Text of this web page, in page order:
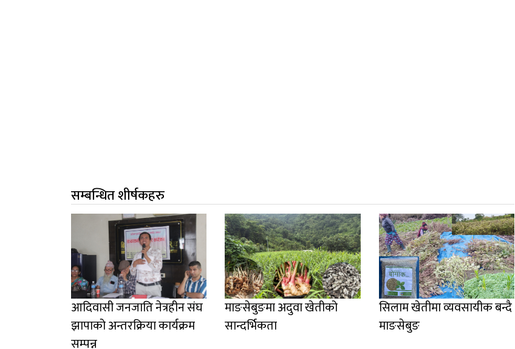
सम्बन्धित शीर्षकहरु
आदिवासी जनजाति नेत्रहीन संघ
झापाको अन्तरक्रिया कार्यक्रम
सम्पन्न
माङसेबुङमा अदुवा खेतीको
सान्दर्भिकता
सिलाम खेतीमा व्यवसायीक बन्दै
माङसेबुङ